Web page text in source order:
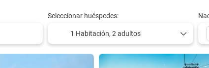
Seleccionar huéspedes:
1 Habitación, 2 adultos